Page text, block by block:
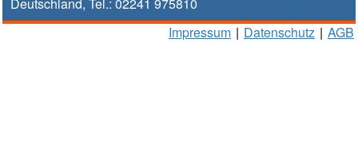
Deutschland, Tel.: 02241 975810
Impressum | Datenschutz | AGB